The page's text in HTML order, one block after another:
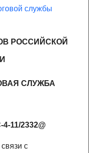
службы
РОССИЙСКОЙ
СЛУЖБА
11/2332@
с